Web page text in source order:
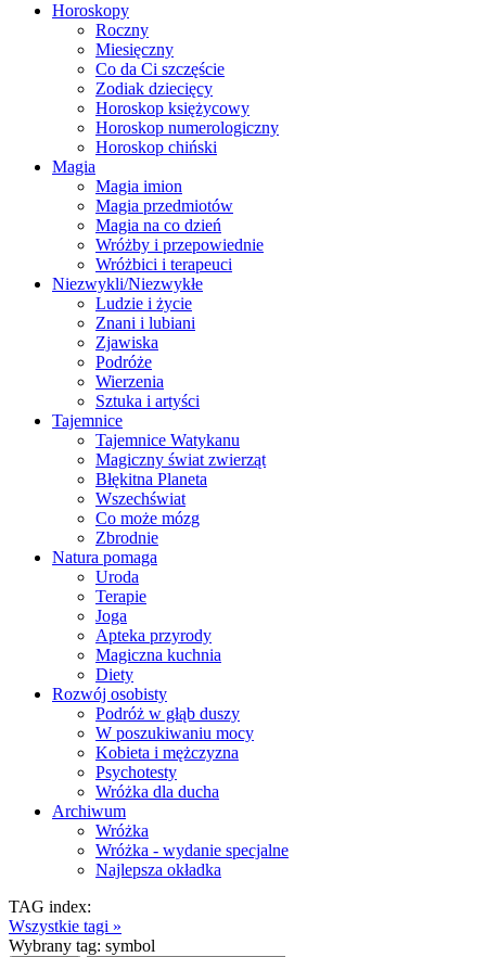
Horoskopy
Roczny
Miesięczny
Co da Ci szczęście
Zodiak dziecięcy
Horoskop księżycowy
Horoskop numerologiczny
Horoskop chiński
Magia
Magia imion
Magia przedmiotów
Magia na co dzień
Wróżby i przepowiednie
Wróżbici i terapeuci
Niezwykli/Niezwykłe
Ludzie i życie
Znani i lubiani
Zjawiska
Podróże
Wierzenia
Sztuka i artyści
Tajemnice
Tajemnice Watykanu
Magiczny świat zwierząt
Błękitna Planeta
Wszechświat
Co może mózg
Zbrodnie
Natura pomaga
Uroda
Terapie
Joga
Apteka przyrody
Magiczna kuchnia
Diety
Rozwój osobisty
Podróż w głąb duszy
W poszukiwaniu mocy
Kobieta i mężczyzna
Psychotesty
Wróżka dla ducha
Archiwum
Wróżka
Wróżka - wydanie specjalne
Najlepsza okładka
TAG index:
Wszystkie tagi »
Wybrany tag: symbol